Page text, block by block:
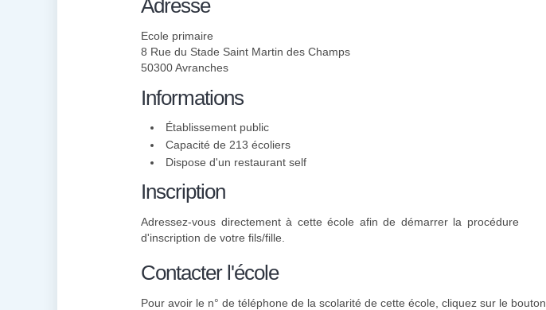
Adresse
Ecole primaire
8 Rue du Stade Saint Martin des Champs
50300 Avranches
Informations
Établissement public
Capacité de 213 écoliers
Dispose d'un restaurant self
Inscription
Adressez-vous directement à cette école afin de démarrer la procédure
d'inscription de votre fils/fille.
Contacter l'école
Pour avoir le n° de téléphone de la scolarité de cette école, cliquez sur le bouton.